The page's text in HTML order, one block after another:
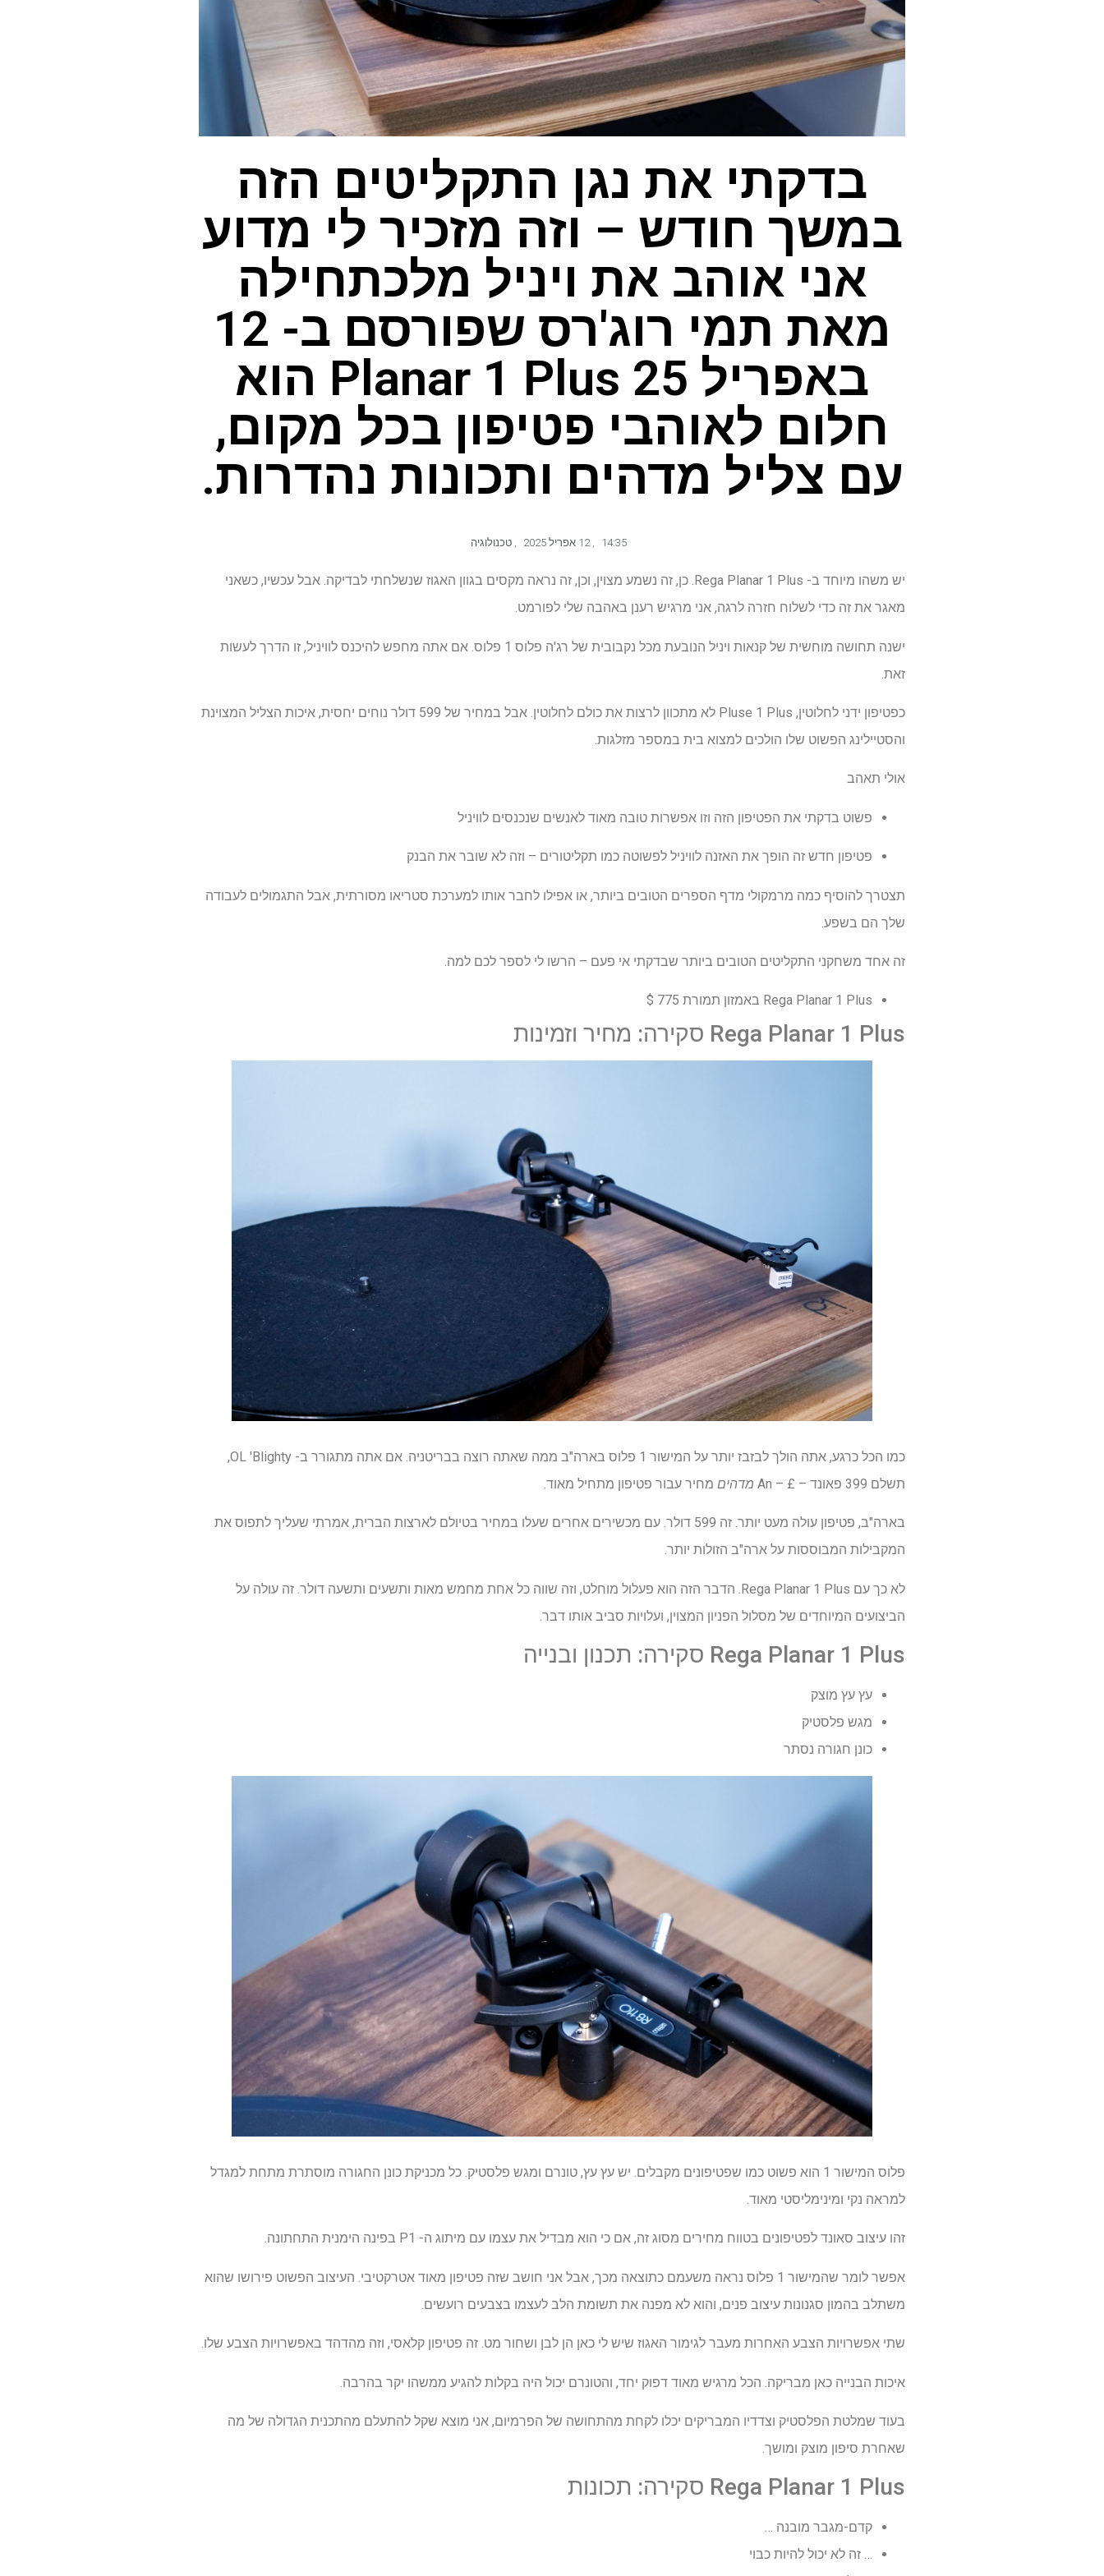
בדקתי את נגן התקליטים הזה
במשך חודש – וזה מזכיר לי מדוע
אני אוהב את ויניל מלכתחילה
מאת תמי רוג'רס שפורסם ב- 12
באפריל 25 Planar 1 Plus הוא
חלום לאוהבי פטיפון בכל מקום,
עם צליל מדהים ותכונות נהדרות.
14:35
, 12 אפריל 2025 , טכנולוגיה
יש משהו מיוחד ב- Rega Planar 1 Plus. כן, זה נשמע מצוין, וכן, זה נראה מקסים בגוון האגוז שנשלחתי לבדיקה. אבל עכשיו, כשאני
מאגר את זה כדי לשלוח חזרה לרגה, אני מרגיש רענן באהבה שלי לפורמט.
ישנה תחושה מוחשית של קנאות ויניל הנובעת מכל נקבובית של רג'ה פלוס 1 פלוס. אם אתה מחפש להיכנס לוויניל, זו הדרך לעשות
זאת.
כפטיפון ידני לחלוטין, Pluse 1 Plus לא מתכוון לרצות את כולם לחלוטין. אבל במחיר של 599 דולר נוחים יחסית, איכות הצליל המצוינת
והסטיילינג הפשוט שלו הולכים למצוא בית במספר מזלגות.
אולי תאהב
פשוט בדקתי את הפטיפון הזה וזו אפשרות טובה מאוד לאנשים שנכנסים לוויניל
פטיפון חדש זה הופך את האזנה לוויניל לפשוטה כמו תקליטורים – וזה לא שובר את הבנק
תצטרך להוסיף כמה מרמקולי מדף הספרים הטובים ביותר, או אפילו לחבר אותו למערכת סטריאו מסורתית, אבל התגמולים לעבודה
שלך הם בשפע.
זה אחד משחקני התקליטים הטובים ביותר שבדקתי אי פעם – הרשו לי לספר לכם למה.
Rega Planar 1 Plus באמזון תמורת 775 $
Rega Planar 1 Plus סקירה: מחיר וזמינות
כמו הכל כרגע, אתה הולך לבזבז יותר על המישור 1 פלוס בארה"ב ממה שאתה רוצה בבריטניה. אם אתה מתגורר ב- OL 'Blighty,
תשלם 399 פאונד – £ – An
מדהים מחיר עבור פטיפון מתחיל מאוד.
בארה"ב, פטיפון עולה מעט יותר. זה 599 ​​דולר. עם מכשירים אחרים שעלו במחיר בטיולם לארצות הברית, אמרתי שעליך לתפוס את
המקבילות המבוססות על ארה"ב הזולות יותר.
לא כך עם Rega Planar 1 Plus. הדבר הזה הוא פעלול מוחלט, וזה שווה כל אחת מחמש מאות ותשעים ותשעה דולר. זה עולה על
הביצועים המיוחדים של מסלול הפניון המצוין, ועלויות סביב אותו דבר.
Rega Planar 1 Plus סקירה: תכנון ובנייה
עץ עץ מוצק
מגש פלסטיק
כונן חגורה נסתר
פלוס המישור 1 הוא פשוט כמו שפטיפונים מקבלים. יש עץ עץ, טונרם ומגש פלסטיק. כל מכניקת כונן החגורה מוסתרת מתחת למגדל
למראה נקי ומינימליסטי מאוד.
זהו עיצוב סאונד לפטיפונים בטווח מחירים מסוג זה, אם כי הוא מבדיל את עצמו עם מיתוג ה- P1 בפינה הימנית התחתונה.
אפשר לומר שהמישור 1 פלוס נראה משעמם כתוצאה מכך, אבל אני חושב שזה פטיפון מאוד אטרקטיבי. העיצוב הפשוט פירושו שהוא
משתלב בהמון סגנונות עיצוב פנים, והוא לא מפנה את תשומת הלב לעצמו בצבעים רועשים.
שתי אפשרויות הצבע האחרות מעבר לגימור האגוז שיש לי כאן הן לבן ושחור מט. זה פטיפון קלאסי, וזה מהדהד באפשרויות הצבע שלו.
איכות הבנייה כאן מבריקה. הכל מרגיש מאוד דפוק יחד, והטונרם יכול היה בקלות להגיע ממשהו יקר בהרבה.
בעוד שמלטת הפלסטיק וצדדיו המבריקים יכלו לקחת מהתחושה של הפרמיום, אני מוצא שקל להתעלם מהתכנית הגדולה של מה
שאחרת סיפון מוצק ומושך.
Rega Planar 1 Plus סקירה: תכונות
קדם-מגבר מובנה …
… זה לא יכול להיות כבוי